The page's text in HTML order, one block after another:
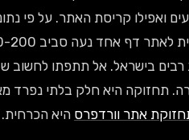
קריסת האתר. על פי נתוני
תעשייה, עלות תחזוקה בסיסית לאתר דף אחד נעה סביב 100-200
אל תתפתו לחשוב שברגע
היא חלק בלתי נפרד מאתר
וורדפרסהיא הכרחית.